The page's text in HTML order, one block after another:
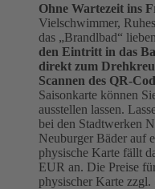
Ohne Wartezeit ins
Vielschwimmer,
das „Brandlbad“ lieben
den Eintritt in das
direkt zum
Scannen des QR-
Saisonkarte können
ausstellen lassen.
bei den Stadtwerken
Neuburger Bäder auf
physische Karte fällt
EUR an. Die Preise
physischer Karte